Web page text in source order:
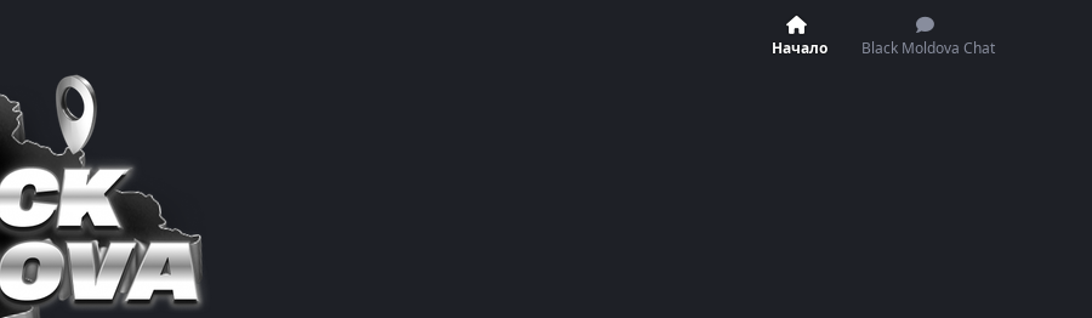
Начало Black Moldova Chat